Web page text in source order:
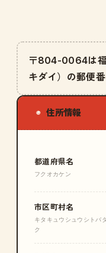
〒804-0064は福
キダイ）の郵便番
◉ 住所情報
都道府県名
フクオカケン
市区町村名
キタキュウシュウシトバタ
ク